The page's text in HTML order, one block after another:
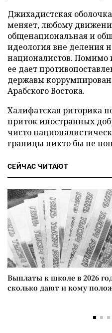
Джихадистская
меняет, любому
общенациональная и
идеология вне деления
националистов. Помимо
ее дает
державы
Арабского Востока.
Халифатская риторика
приток иностранных
чисто
границы никто бы не
СЕЙЧАС ЧИТАЮТ
Выплаты к школе в 2026
сколько дают и кому